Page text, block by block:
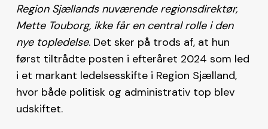
Region Sjællands nuværende regionsdirektør,
Mette Touborg, ikke får en central rolle i den
nye topledelse. Det sker på trods af, at hun
først tiltrådte posten i efteråret 2024 som led
i et markant ledelsesskifte i Region Sjælland,
hvor både politisk og administrativ top blev
udskiftet.